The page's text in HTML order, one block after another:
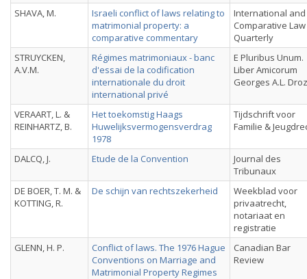
SHAVA, M.
Israeli conflict of laws relating to
matrimonial property: a
comparative commentary
International and
Comparative Law
Quarterly
STRUYCKEN,
A.V.M.
Régimes matrimoniaux - banc
d'essai de la codification
internationale du droit
international privé
E Pluribus Unum.
Liber Amicorum
Georges A.L. Droz
VERAART, L. &
REINHARTZ, B.
Het toekomstig Haags
Huwelijksvermogensverdrag
1978
Tijdschrift voor
Familie &
DALCQ, J. Etude de la Convention
Journal des
Tribunaux
DE BOER, T. M. &
KOTTING, R.
De schijn van rechtszekerheid
Weekblad voor
privaatrecht,
notariaat en
registratie
GLENN, H. P.
Conflict of laws. The 1976 Hague
Conventions on Marriage and
Matrimonial Property Regimes
Canadian Bar
Review